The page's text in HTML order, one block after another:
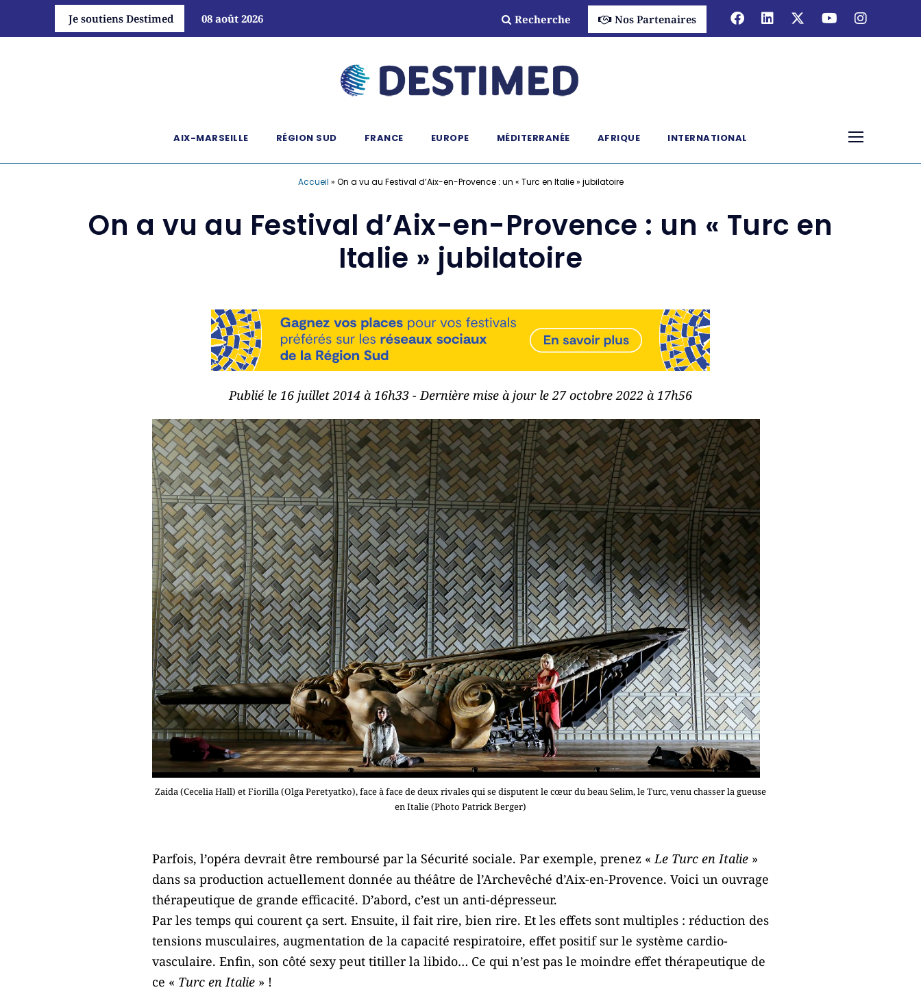
Je soutiens Destimed 08 août 2026 Recherche Nos Partenaires
AIX-MARSEILLE RÉGION SUD FRANCE EUROPE MÉDITERRANÉE AFRIQUE INTERNATIONAL
Accueil » On a vu au Festival d’Aix-en-Provence : un « Turc en Italie » jubilatoire
On a vu au Festival d’Aix-en-Provence : un « Turc en
Italie » jubilatoire
Publié le 16 juillet 2014 à 16h33 - Dernière mise à jour le 27 octobre 2022 à 17h56
Zaida (Cecelia Hall) et Fiorilla (Olga Peretyatko), face à face de deux rivales qui se disputent le cœur du beau Selim, le Turc, venu chasser la gueuse
en Italie (Photo Patrick Berger)
Parfois, l’opéra devrait être remboursé par la Sécurité sociale. Par exemple, prenez «Le Turc en Italie »
dans sa production actuellement donnée au théâtre de l’Archevêché d’Aix-en-Provence. Voici un ouvrage
thérapeutique de grande efficacité. D’abord, c’est un anti-dépresseur.
Par les temps qui courent ça sert. Ensuite, il fait rire, bien rire. Et les effets sont multiples : réduction des
tensions musculaires, augmentation de la capacité respiratoire, effet positif sur le système cardio-
vasculaire. Enfin, son côté sexy peut titiller la libido… Ce qui n’est pas le moindre effet thérapeutique de
ce « Turc en Italie » !